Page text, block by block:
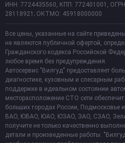
ИНН: 7724435560, КПП: 772401001,
28118921; ОКТМО: 45918000000
Все цены, указанные на сайте
не являются публичной офертой,
Гражданского кодекса Российской
любое время без предупреждения.
Автосервис "Вилгуд" предоставляет
диагностике, кузовным и слесарным
поддержке в идеальном состоянии
месторасположение СТО сети обеспечит
больших городах России,
ВАО, ЮВАО, ЮАО, ЮЗАО, ЗАО, СЗАО,
получите не только качественно
детали и произведенные работы.